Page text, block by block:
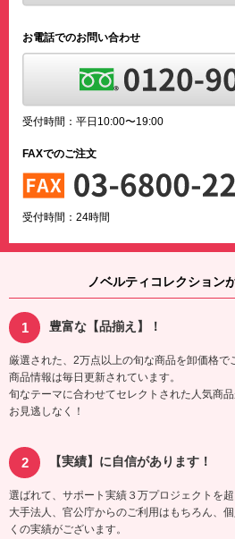
お電話でのお問い合わせ
受付時間：平日10:00〜19:00
FAXでのご注文
受付時間：24時間
ノベルティコレクション
豊富な【品揃え】！
厳選された、2万点以上の旬な商品を卸価格で
商品情報は毎日更新されています。
旬なテーマに合わせてセレクトされた人気商
お見逃しなく！
【実績】に自信があります！
選ばれて、サポート実績３万プロジェクトを超
大手法人、官公庁からのご利用はもちろん、
くの実績がございます。